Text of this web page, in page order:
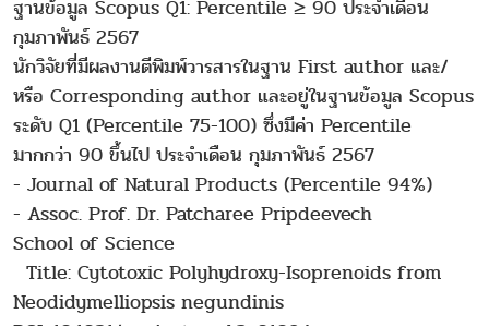
ฐานข้อมูล Scopus Q1: Percentile ≥ 90 ประจำเดือน
กุมภาพันธ์ 2567
นักวิจัยที่มีผลงานตีพิมพ์วารสารในฐาน First author และ/
หรือ Corresponding author และอยู่ในฐานข้อมูล Scopus
ระดับ Q1 (Percentile 75-100) ซึ่งมีค่า Percentile
มากกว่า 90 ขึ้นไป ประจำเดือน กุมภาพันธ์ 2567
- Journal of Natural Products (Percentile 94%)
- Assoc. Prof. Dr. Patcharee Pripdeevech
School of Science
Title: Cytotoxic Polyhydroxy-Isoprenoids from
Neodidymelliopsis negundinis